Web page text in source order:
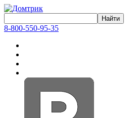
8-800-550-95-35